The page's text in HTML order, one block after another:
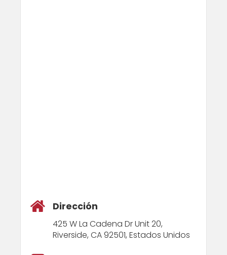
Dirección
425 W La Cadena Dr Unit 20,
Riverside, CA 92501, Estados Unidos